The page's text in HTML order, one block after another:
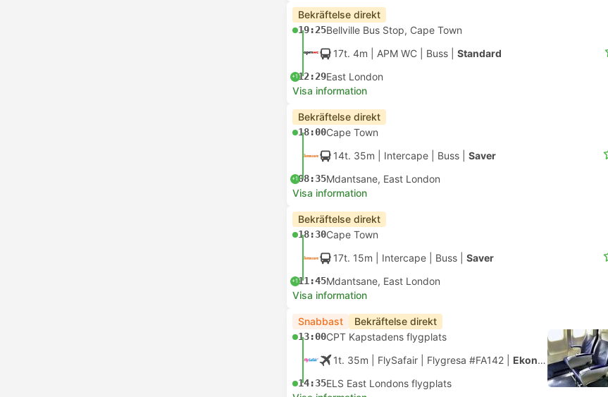
Bekräftelse direkt
19:25Bellville Bus Stop, Cape Town
17t. 4m | APM WC Buss Standard
+112:29East London
Visa information
Bekräftelse direkt
18:00Cape Town
14t. 35m | Intercape Buss Saver
+108:35Mdantsane, East London
Visa information
Bekräftelse direkt
18:30Cape Town
17t. 15m | Intercape Buss Saver
+111:45Mdantsane, East London
Visa information
Snabbast Bekräftelse direkt
13:00CPT Kapstadens flygplats
1t. 35m | FlySafair Flygresa #FA142 Ekonomi
14:35ELS East Londons flygplats